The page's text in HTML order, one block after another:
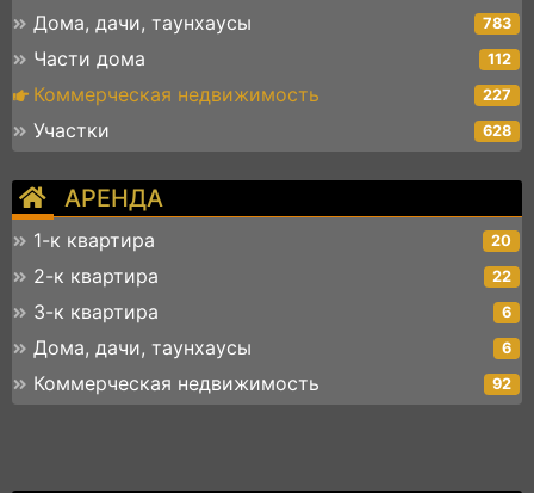
Дома, дачи, таунхаусы 783
Части дома 112
Коммерческая недвижимость 227
Участки 628
АРЕНДА
1-к квартира 20
2-к квартира 22
3-к квартира 6
Дома, дачи, таунхаусы 6
Коммерческая недвижимость 92